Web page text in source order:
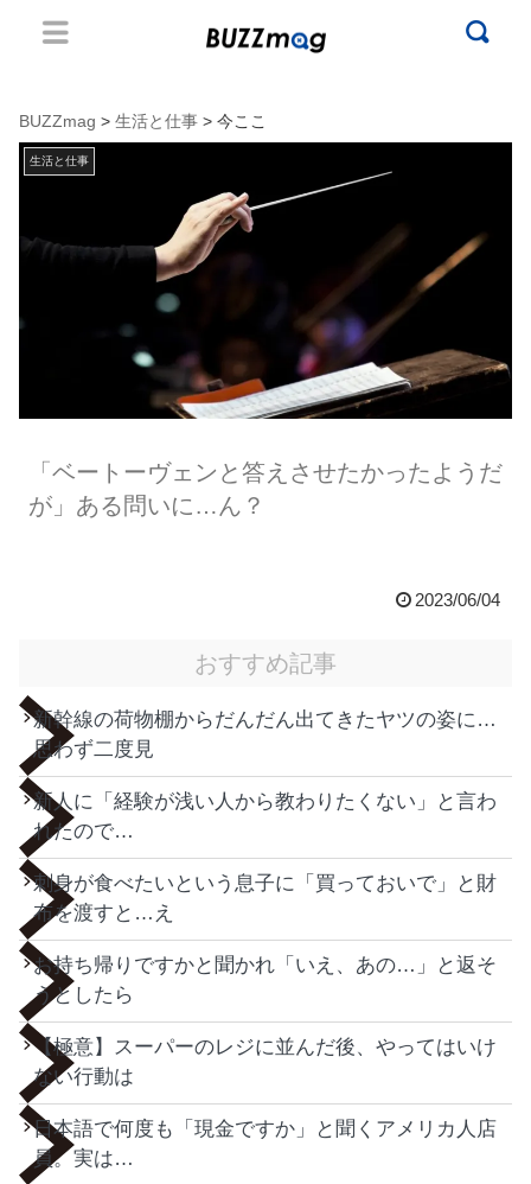
BUZZmag > 生活と仕事 > 今ここ
生活と仕事
「ベートーヴェンと答えさせたかったようだ
が」ある問いに…ん？
2023/06/04
おすすめ記事
新幹線の荷物棚からだんだん出てきたヤツの姿に…
思わず二度見
新人に「経験が浅い人から教わりたくない」と言わ
れたので…
刺身が食べたいという息子に「買っておいで」と財
布を渡すと…え
お持ち帰りですかと聞かれ「いえ、あの…」と返そ
うとしたら
【極意】スーパーのレジに並んだ後、やってはいけ
ない行動は
日本語で何度も「現金ですか」と聞くアメリカ人店
員。実は…